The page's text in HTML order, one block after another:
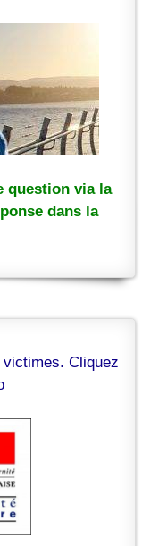
question via la
dans la
Cliquez